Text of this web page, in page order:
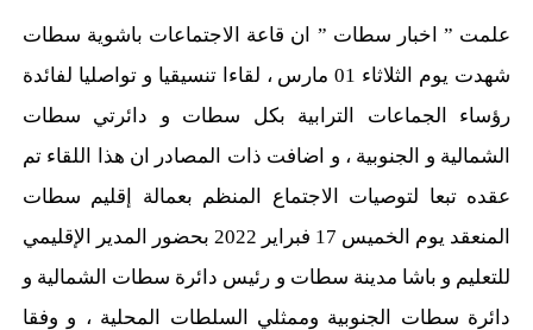
علمت ” اخبار سطات ” ان قاعة الاجتماعات باشوية سطات
شهدت يوم الثلاثاء 01 مارس ، لقاءا تنسيقيا و تواصليا لفائدة
رؤساء الجماعات الترابية بكل سطات و دائرتي سطات
الشمالية و الجنوبية ، و اضافت ذات المصادر ان هذا اللقاء تم
عقده تبعا لتوصيات الاجتماع المنظم بعمالة إقليم سطات
المنعقد يوم الخميس 17 فبراير 2022 بحضور المدير الإقليمي
للتعليم و باشا مدينة سطات و رئيس دائرة سطات الشمالية و
دائرة سطات الجنوبية وممثلي السلطات المحلية ، و وفقا